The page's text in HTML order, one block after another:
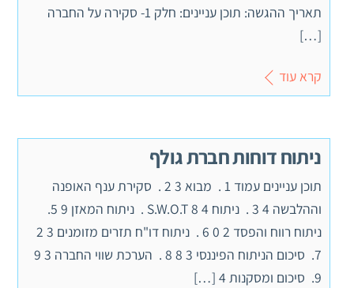
תאריך ההגשה: תוכן עניינים: חלק 1- סקירה על החברה
[…]
קרא עוד
ניתוח דוחות חברת גולף
תוכן עניינים עמוד 1 . מבוא 3 2 . סקירת ענף האופנה
וההלבשה 4 3 . ניתוח S.W.O.T 8 4 . ניתוח המאזן 9 5.
ניתוח רווח והפסד 2 0 6 . ניתוח דו"ח תזרים מזומנים 3 2
7. סיכום הניתוח הפיננסי 3 8 8 . הערכת שווי החברה 3 9
9. סיכום ומסקנות 4 […]